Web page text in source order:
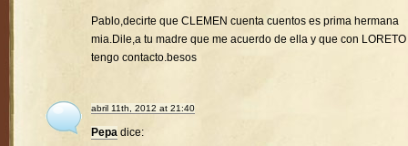
Pablo,decirte que CLEMEN cuenta cuentos es prima hermana
mia.Dile,a tu madre que me acuerdo de ella y que con LORETO
tengo contacto.besos
abril 11th, 2012 at 21:40
Pepa dice: